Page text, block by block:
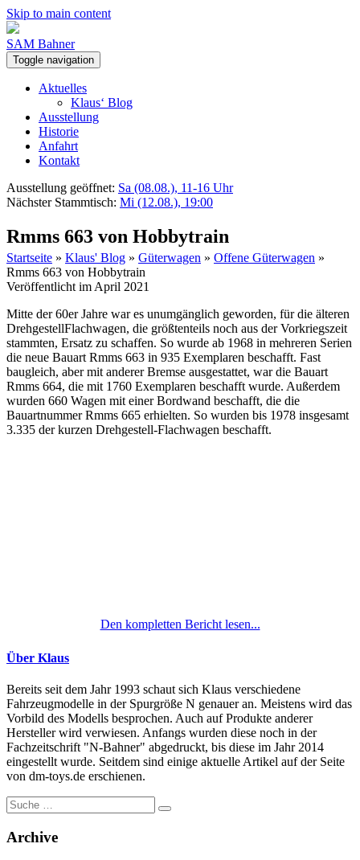
Skip to main content
SAM Bahner
Toggle navigation
Aktuelles
Klaus‘ Blog
Ausstellung
Historie
Anfahrt
Kontakt
Ausstellung geöffnet: Sa (08.08.), 11-16 Uhr
Nächster Stammtisch: Mi (12.08.), 19:00
Rmms 663 von Hobbytrain
Startseite » Klaus' Blog » Güterwagen » Offene Güterwagen »
Rmms 663 von Hobbytrain
Veröffentlicht im April 2021
Mitte der 60er Jahre war es unumgänglich geworden, für die älteren
DrehgestellFlachwagen, die größtenteils noch aus der Vorkriegszeit
stammten, Ersatz zu schaffen. So wurde ab 1968 in mehreren Serien
die neue Bauart Rmms 663 in 935 Exemplaren beschafft. Fast
baugleich, aber mit anderer Bremse ausgestattet, war die Bauart
Rmms 664, die mit 1760 Exemplaren beschafft wurde. Außerdem
wurden 660 Wagen mit einer Bordwand beschafft, die die
Bauartnummer Rmms 665 erhielten. So wurden bis 1978 insgesamt
3.335 der kurzen Drehgestell-Flachwagen beschafft.
Den kompletten Bericht lesen...
Über Klaus
Bereits seit dem Jahr 1993 schaut sich Klaus verschiedene
Fahrzeugmodelle in der Spurgröße N genauer an. Meistens wird das
Vorbild des Modells besprochen. Auch auf Produkte anderer
Hersteller wird verwiesen. Anfangs wurden diese noch in der
Fachzeitschrift "N-Bahner" abgedruckt, bis diese im Jahr 2014
eingestellt wurde. Seitdem sind einige aktuelle Artikel auf der Seite
von dm-toys.de erschienen.
Suche
nach:
Archive